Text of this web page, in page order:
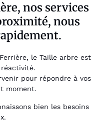
nos services
nous
le Taille arbre est
réactivité.
pour répondre à vos
moment.
bien les besoins